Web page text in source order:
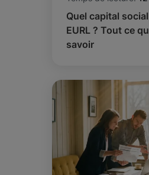
Quel capital
EURL ? Tout ce
savoir